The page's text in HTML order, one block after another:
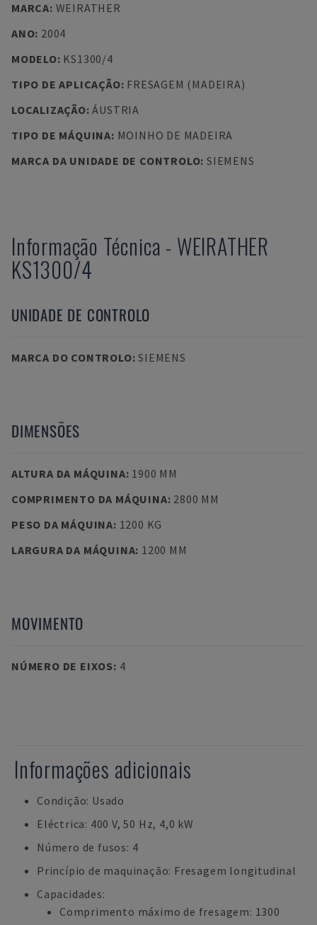
MARCA: WEIRATHER
ANO: 2004
MODELO: KS1300/4
TIPO DE APLICAÇÃO: FRESAGEM (MADEIRA)
LOCALIZAÇÃO:ÁUSTRIA
TIPO DE MÁQUINA: MOINHO DE MADEIRA
MARCA DA UNIDADE DE CONTROLO: SIEMENS
Informação Técnica - WEIRATHER
KS1300/4
UNIDADE DE CONTROLO
MARCA DO CONTROLO:SIEMENS
DIMENSÕES
ALTURA DA MÁQUINA: 1900 MM
COMPRIMENTO DA MÁQUINA: 2800 MM
PESO DA MÁQUINA: 1200 KG
LARGURA DA MÁQUINA: 1200 MM
MOVIMENTO
NÚMERO DE EIXOS: 4
Informações adicionais
Condição: Usado
Eléctrica: 400 V, 50 Hz, 4,0 kW
Número de fusos: 4
Princípio de maquinação: Fresagem longitudinal
Capacidades:
Comprimento máximo de fresagem: 1300